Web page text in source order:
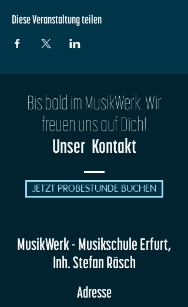
Bitte bringe nach Möglichkeit dein eigenes
Instrument mit.
Hansol Park & Lev Guzman
Diese Veranstaltung teilen
Bis bald im MusikWerk. Wir
freuen uns auf Dich!
Unser Kontakt
JETZT PROBESTUNDE BUCHEN
MusikWerk - Musikschule Erfurt,
Inh. Stefan Räsch
Adresse